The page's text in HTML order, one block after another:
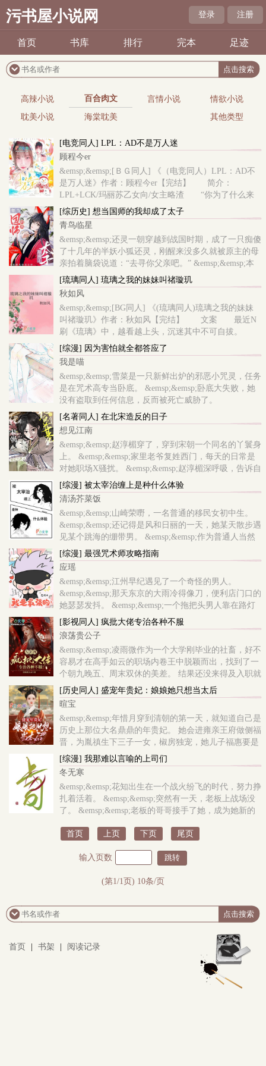
污书屋小说网 登录 注册
首页 书库 排行 完本 足迹
高辣小说 百合肉文 言情小说
情欲小说
耽美小说
海棠耽美 其他类型
[电竞同人] LPL：AD不是万人迷
顾程今er
&emsp;&emsp;[ＢＧ同人] 《（电竞同人）LPL：AD不
是万人迷》作者：顾程今er【完结】 简介：
LPL+LCK/玛丽苏乙女向/女主略渣 “你为了什么来
的？” “当然是为了夺冠。”
[综历史] 想当国师的我却成了太子
青鸟临星
&emsp;&emsp;还灵一朝穿越到战国时期，成了一只痴傻
了十几年的半妖小狐还灵，刚醒来没多久就被原主的母
亲拍着脑袋说道：“去寻你父亲吧。” &emsp;&emsp;本
来以为自己父亲是赵国人的还灵麻溜的去了秦国，却因
为不小心偷吃了嬴政的午膳而被国..
[琉璃同人] 琉璃之我的妹妹叫禇璇玑
秋如风
&emsp;&emsp;[BG同人] 《(琉璃同人)琉璃之我的妹妹
叫禇璇玑》作者：秋如风【完结】 文案 最近N
刷《琉璃》中，越看越上头，沉迷其中不可自拔。
然后，生出许多不平，为什么要那么虐我们司凤
儿??? 如果，给褚璇..
[综漫] 因为害怕就全都答应了
我是喵
&emsp;&emsp;雪菜是一只新鲜出炉的邪恶小咒灵，任务
是在咒术高专当卧底。 &emsp;&emsp;卧底大失败，她
没有盗取到任何信息，反而被死亡威胁了。
&emsp;&emsp;“想和你一起看电影，可以吗？”
&emsp;&emsp;乙骨同学把票放在她的桌子上，垂眸：
“当然，你拒绝也没关..
[名著同人] 在北宋造反的日子
想见江南
&emsp;&emsp;赵淳楣穿了，穿到宋朝一个同名的丫鬟身
上。 &emsp;&emsp;家里老爷复姓西门，每天的日常是
对她职场X骚扰。 &emsp;&emsp;赵淳楣深呼吸，告诉自
己忍耐，等攒够了钱就赎身。 &emsp;&emsp;然而当被
安排去侍候位叫潘金莲的姨娘之时，她终于察觉到不
妙…… &emsp;&emsp
[综漫] 被太宰治缠上是种什么体验
清汤芥菜饭
&emsp;&emsp;山崎荣嘢，一名普通的移民女初中生。
&emsp;&emsp;还记得是风和日丽的一天，她某天散步遇
见某个跳海的绷带男。 &emsp;&emsp;作为普通人当然
是选择————见死不救啊！ &emsp;&emsp;这明显是
个错误的决定。 &emsp;&emsp;遇见绷带男后山崎荣嘢
的普通人生成功..
[综漫] 最强咒术师攻略指南
应瑶
&emsp;&emsp;江州早纪遇见了一个奇怪的男人。
&emsp;&emsp;那天东京的大雨冷得像刀，便利店门口的
她瑟瑟发抖。 &emsp;&emsp;一个拖把头男人靠在路灯
旁，手中拿着伞却不撑。 &emsp;&emsp;雨中人影绰
绰，车水马龙，男人锋利而冷淡的神色绻着一点疲倦。
&emsp;&emsp;“你好，可
[影视同人] 疯批大佬专治各种不服
浪荡贵公子
&emsp;&emsp;凌雨微作为一个大学刚毕业的社畜，好不
容易才在高手如云的职场内卷王中脱颖而出，找到了一
个朝九晚五、周末双休的美差。 结果还没来得及入职就
被第一天上班的系统小八给设计，用一辆自行车把她给
撞死了。 为了弥补..
[历史同人] 盛宠年贵妃：娘娘她只想当太后
暄宝
&emsp;&emsp;年惜月穿到清朝的第一天，就知道自己是
历史上那位大名鼎鼎的年贵妃。 她会进雍亲王府做侧福
晋，为胤禛生下三子一女，椒房独宠，她儿子福惠要是
没死，皇位哪轮得到弘历继承！ 但年惜月要的不是这
些，为了摆脱28岁早..
[综漫] 我那难以言喻的上司们
冬无寒
&emsp;&emsp;花知出生在一个战火纷飞的时代，努力挣
扎着活着。 &emsp;&emsp;突然有一天，老板上战场没
了。 &emsp;&emsp;老板的哥哥接手了她，成为她新的
始发大疯，说要拉着全世界一起做梦，然后新老板也没
首页 上页 下页 尾页
输入页数
(第1/1页) 10条/页
首页 书架 阅读记录